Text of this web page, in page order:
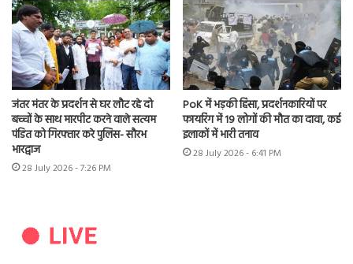
जंतर मंतर के प्रदर्शन से घर लौट रहे दो
बच्चों के साथ मारपीट करने वाले सत्यम
पंडित को गिरफ्तार करे पुलिस- सौरभ
भारद्वाज
28 July 2026 - 7:26 PM
PoK में भड़की हिंसा, प्रदर्शनकारियों पर
फायरिंग में 19 लोगों की मौत का दावा, कई
इलाकों में भारी तनाव
28 July 2026 - 6:41 PM